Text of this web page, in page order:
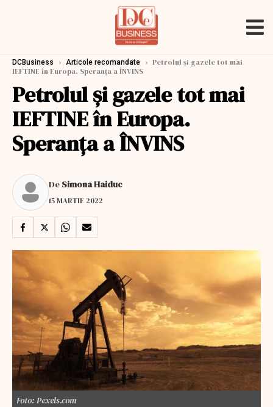
DCBusiness › Articole recomandate › Petrolul și gazele tot mai
IEFTINE în Europa. Speranța a ÎNVINS
Petrolul și gazele tot mai
IEFTINE în Europa.
Speranța a ÎNVINS
De Simona Haiduc
15 MARTIE 2022
Foto: Pexels.com